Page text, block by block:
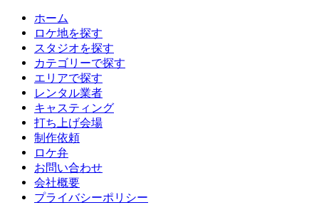
ホーム
ロケ地を探す
スタジオを探す
カテゴリーで探す
エリアで探す
レンタル業者
キャスティング
打ち上げ会場
制作依頼
ロケ弁
お問い合わせ
会社概要
プライバシーポリシー